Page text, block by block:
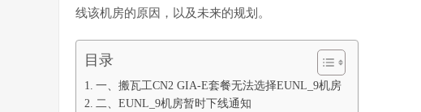
线该机房的原因，以及未来的规划。
目录
一、搬瓦工CN2 GIA-E套餐无法选择EUNL_9机房
二、EUNL_9机房暂时下线通知